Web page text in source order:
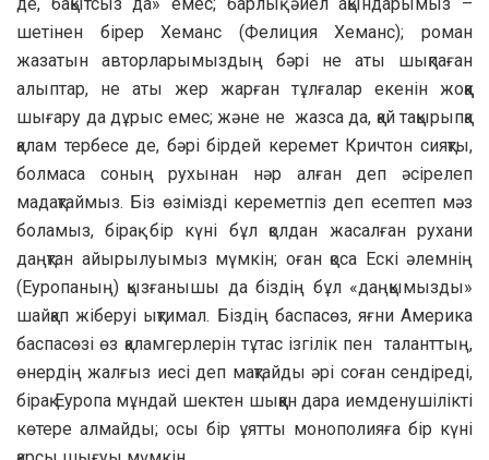
шетінен бірер Хеманс (Фелиция Хеманс); роман
жазатын авторларымыздың бәрі не аты шықпаған
алыптар, не аты жер жарған тұлғалар екенін жоққа
шығару да дұрыс емес; және не жазса да, қай тақырыпқа
қалам тербесе де, бәрі бірдей керемет Кричтон сияқты,
болмаса соның рухынан нәр алған деп әсірелеп
мадақтаймыз. Біз өзімізді кереметпіз деп есептеп мәз
боламыз, бірақ бір күні бұл қолдан жасалған рухани
даңқтан айырылуымыз мүмкін; оған қоса Ескі әлемнің
(Еуропаның) қызғанышы да біздің бұл «даңқымызды»
шайқап жіберуі ықтимал. Біздің баспасөз, яғни Америка
баспасөзі өз қаламгерлерін тұтас ізгілік пен таланттың,
өнердің жалғыз иесі деп мақтайды әрі соған сендіреді,
бірақ Еуропа мұндай шектен шыққан дара иемденушілікті
көтере алмайды; осы бір ұятты монополияға бір күні